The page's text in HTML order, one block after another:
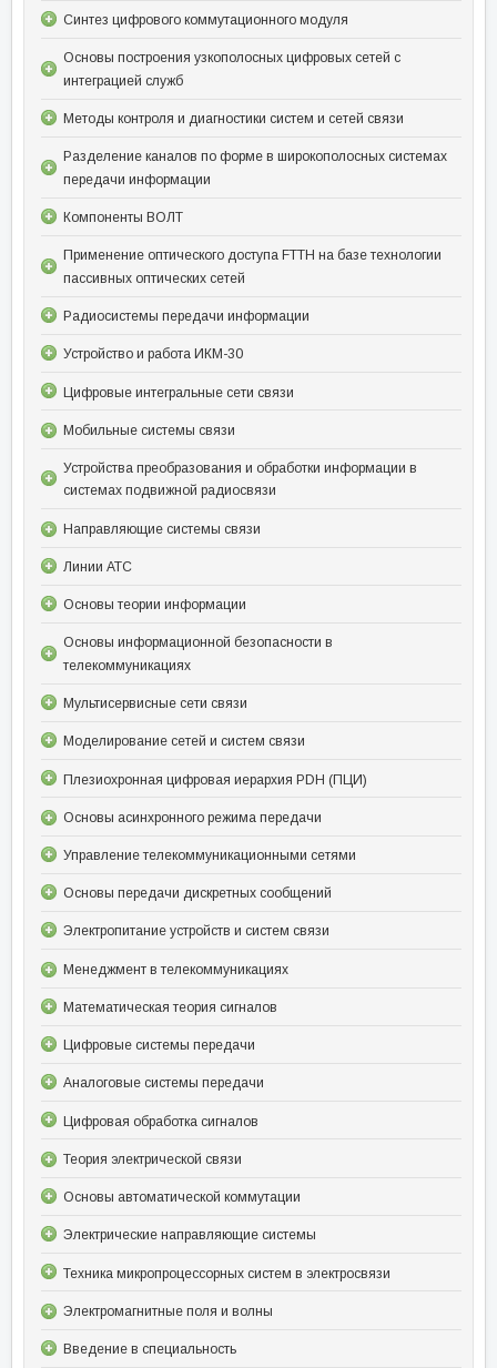
Синтез цифрового коммутационного модуля
Основы построения узкополосных цифровых сетей с
интеграцией служб
Методы контроля и диагностики систем и сетей связи
Разделение каналов по форме в широкополосных системах
передачи информации
Компоненты ВОЛТ
Применение оптического доступа FTTH на базе технологии
пассивных оптических сетей
Радиосистемы передачи информации
Устройство и работа ИКМ-30
Цифровые интегральные сети связи
Мобильные системы связи
Устройства преобразования и обработки информации в
системах подвижной радиосвязи
Направляющие системы связи
Линии АТС
Основы теории информации
Основы информационной безопасности в
телекоммуникациях
Мультисервисные сети связи
Моделирование сетей и систем связи
Плезиохронная цифровая иерархия PDH (ПЦИ)
Основы асинхронного режима передачи
Управление телекоммуникационными сетями
Основы передачи дискретных сообщений
Электропитание устройств и систем связи
Менеджмент в телекоммуникациях
Математическая теория сигналов
Цифровые системы передачи
Аналоговые системы передачи
Цифровая обработка сигналов
Теория электрической связи
Основы автоматической коммутации
Электрические направляющие системы
Техника микропроцессорных систем в электросвязи
Электромагнитные поля и волны
Введение в специальность